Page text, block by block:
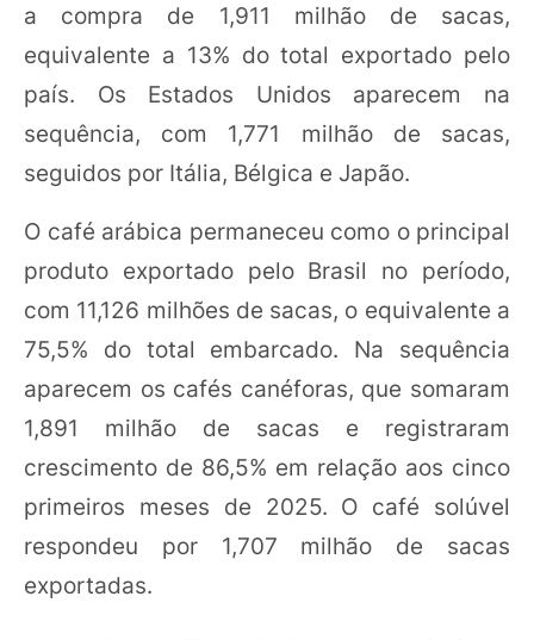
a compra de 1,911 milhão de sacas,
equivalente a 13% do total exportado pelo
país. Os Estados Unidos aparecem na
sequência, com 1,771 milhão de sacas,
seguidos por Itália, Bélgica e Japão.
O café arábica permaneceu como o principal
produto exportado pelo Brasil no período,
com 11,126 milhões de sacas, o equivalente a
75,5% do total embarcado. Na sequência
aparecem os cafés canéforas, que somaram
1,891 milhão de sacas e registraram
crescimento de 86,5% em relação aos cinco
primeiros meses de 2025. O café solúvel
respondeu por 1,707 milhão de sacas
exportadas.